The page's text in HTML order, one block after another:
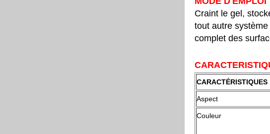
Craint le gel,
tout autre
complet des
CARACTÉRISTIQUES
Aspect
Couleur